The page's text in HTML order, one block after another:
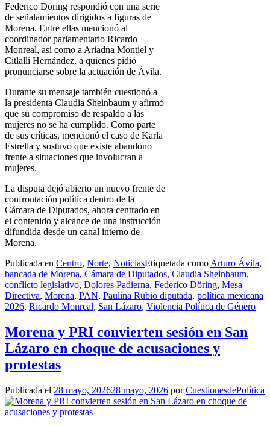
Federico Döring respondió con una serie
de señalamientos dirigidos a figuras de
Morena. Entre ellas mencionó al
coordinador parlamentario Ricardo
Monreal, así como a Ariadna Montiel y
Citlalli Hernández, a quienes pidió
pronunciarse sobre la actuación de Ávila.
Durante su mensaje también cuestionó a
la presidenta Claudia Sheinbaum y afirmó
que su compromiso de respaldo a las
mujeres no se ha cumplido. Como parte
de sus críticas, mencionó el caso de Karla
Estrella y sostuvo que existe abandono
frente a situaciones que involucran a
mujeres.
La disputa dejó abierto un nuevo frente de
confrontación política dentro de la
Cámara de Diputados, ahora centrado en
el contenido y alcance de una instrucción
difundida desde un canal interno de
Morena.
Publicada en Centro, Norte, NoticiasEtiquetada como Arturo Ávila,
bancada de Morena, Cámara de Diputados, Claudia Sheinbaum,
conflicto legislativo, Dolores Padierna, Federico Döring, Mesa
Directiva, Morena, PAN, Paulina Rubio diputada, política mexicana
2026, Ricardo Monreal, San Lázaro, Violencia Política de Género
Morena y PRI convierten sesión en San
Lázaro en choque de acusaciones y
protestas
Publicada el 28 mayo, 202628 mayo, 2026 porCuestionesdePolítica